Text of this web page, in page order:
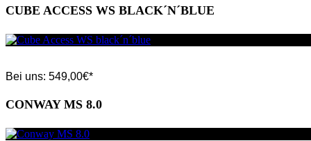
CUBE ACCESS WS BLACK´N´BLUE
Bei uns: 549,00€*
CONWAY MS 8.0